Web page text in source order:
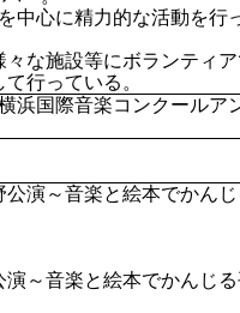
中心に精力的な活動を行
な施設等にボランティ
行っている。
浜国際音楽コンクールア
～音楽と絵本でかんじ